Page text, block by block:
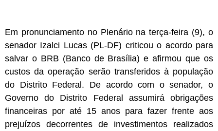
Em pronunciamento no Plenário na terça-feira (9), o
senador Izalci Lucas (PL-DF) criticou o acordo para
salvar o BRB (Banco de Brasília) e afirmou que os
custos da operação serão transferidos à população
do Distrito Federal. De acordo com o senador, o
Governo do Distrito Federal assumirá obrigações
financeiras por até 15 anos para fazer frente aos
prejuízos decorrentes de investimentos realizados